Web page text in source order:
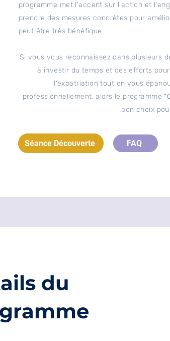
programme met l'accent sur l'action et
prendre des mesures concrètes pour
peut être très bénéfique.
Si vous vous reconnaissez dans plusieurs
à investir du temps et des efforts
l'expatriation tout en vous
professionnellement, alors le programme
bon choix
Séance Découverte FAQ
du